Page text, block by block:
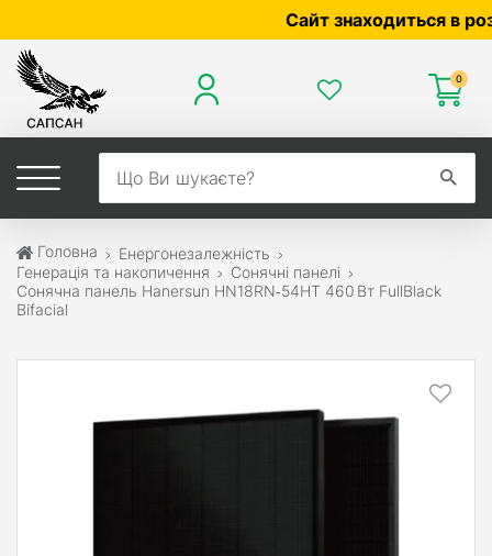
Сайт знаходиться в
0
Головна
Енергонезалежність
Генерація та накопичення
Сонячні панелі
Сонячна панель Hanersun HN18RN‑54HT 460 Вт FullBlack
Bifacial